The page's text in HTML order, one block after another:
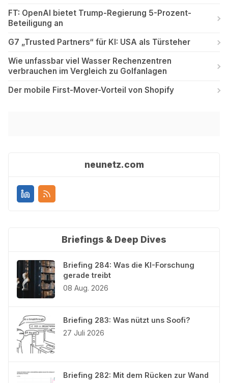
FT: OpenAI bietet Trump-Regierung 5-Prozent-
Beteiligung an
G7 „Trusted Partners“ für KI: USA als Türsteher
Wie unfassbar viel Wasser Rechenzentren
verbrauchen im Vergleich zu Golfanlagen
Der mobile First-Mover-Vorteil von Shopify
neunetz.com
Briefings & Deep Dives
Briefing 284: Was die KI-Forschung
gerade treibt
08 Aug. 2026
Briefing 283: Was nützt uns Soofi?
27 Juli 2026
Briefing 282: Mit dem Rücken zur Wand